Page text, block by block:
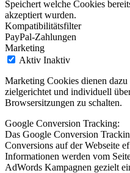
Speichert welche Cookies
akzeptiert wurden.
Kompatibilitätsfilter
PayPal-Zahlungen
Marketing
Aktiv Inaktiv
Marketing Cookies dienen dazu
zielgerichtet und individuell
Browsersitzungen zu schalten.
Google Conversion Tracking:
Das Google Conversion
Conversions auf der Webseite
Informationen werden vom
AdWords Kampagnen gezielt